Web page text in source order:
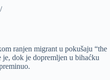
ranjen migrant u pokušaju “the
je, dok je dopremljen u bihaćku